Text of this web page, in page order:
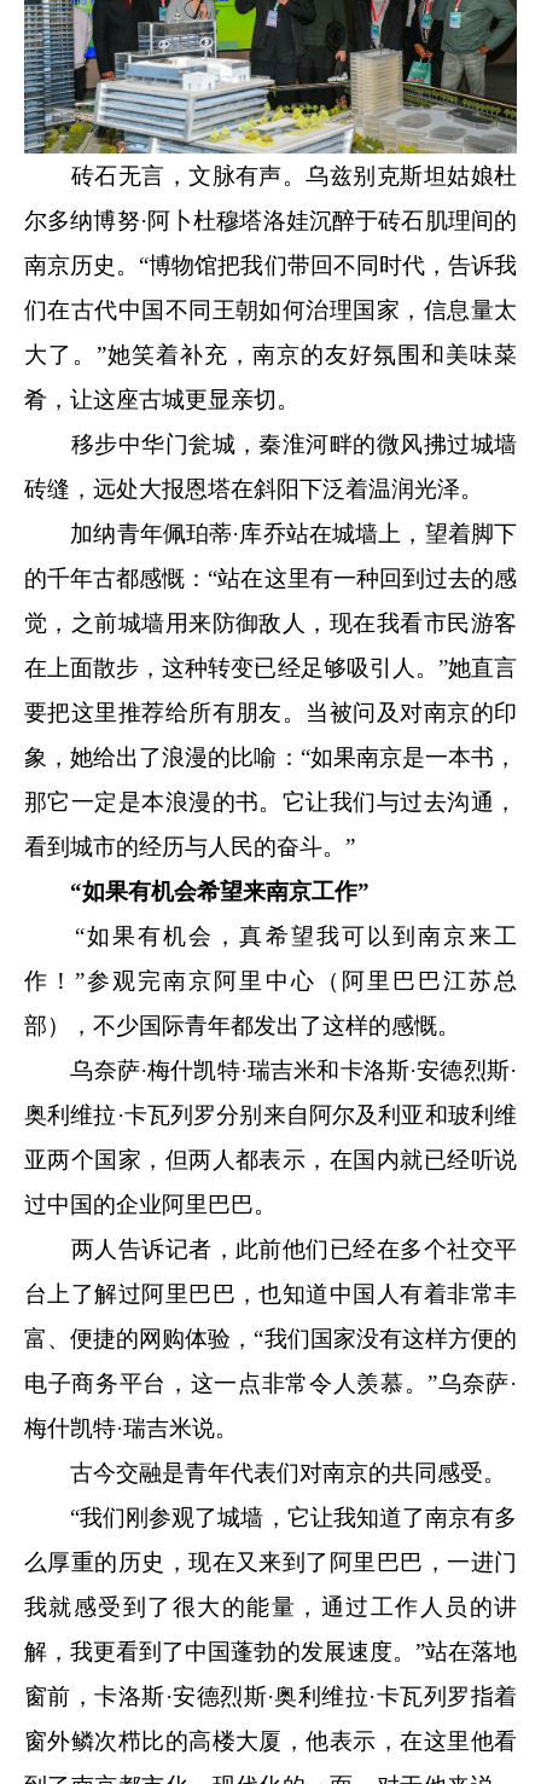
砖石无言，文脉有声。乌兹别克斯坦姑娘杜
尔多纳博努·阿卜杜穆塔洛娃沉醉于砖石肌理间的
南京历史。“博物馆把我们带回不同时代，告诉我
们在古代中国不同王朝如何治理国家，信息量太
大了。”她笑着补充，南京的友好氛围和美味菜
肴，让这座古城更显亲切。
移步中华门瓮城，秦淮河畔的微风拂过城墙
砖缝，远处大报恩塔在斜阳下泛着温润光泽。
加纳青年佩珀蒂·库乔站在城墙上，望着脚下
的千年古都感慨：“站在这里有一种回到过去的感
觉，之前城墙用来防御敌人，现在我看市民游客
在上面散步，这种转变已经足够吸引人。”她直言
要把这里推荐给所有朋友。当被问及对南京的印
象，她给出了浪漫的比喻：“如果南京是一本书，
那它一定是本浪漫的书。它让我们与过去沟通，
看到城市的经历与人民的奋斗。”
“如果有机会希望来南京工作”
“如果有机会，真希望我可以到南京来工
作！”参观完南京阿里中心（阿里巴巴江苏总
部），不少国际青年都发出了这样的感慨。
乌奈萨·梅什凯特·瑞吉米和卡洛斯·安德烈斯·
奥利维拉·卡瓦列罗分别来自阿尔及利亚和玻利维
亚两个国家，但两人都表示，在国内就已经听说
过中国的企业阿里巴巴。
两人告诉记者，此前他们已经在多个社交平
台上了解过阿里巴巴，也知道中国人有着非常丰
富、便捷的网购体验，“我们国家没有这样方便的
电子商务平台，这一点非常令人羡慕。”乌奈萨·
梅什凯特·瑞吉米说。
古今交融是青年代表们对南京的共同感受。
“我们刚参观了城墙，它让我知道了南京有多
么厚重的历史，现在又来到了阿里巴巴，一进门
我就感受到了很大的能量，通过工作人员的讲
解，我更看到了中国蓬勃的发展速度。”站在落地
窗前，卡洛斯·安德烈斯·奥利维拉·卡瓦列罗指着
窗外鳞次栉比的高楼大厦，他表示，在这里他看